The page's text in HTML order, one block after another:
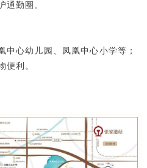
通勤圈。
心幼儿园、凤凰中心小学等；
便利。